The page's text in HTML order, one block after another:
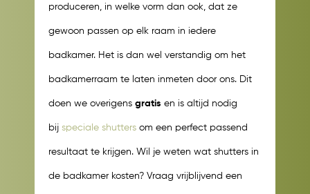
produceren, in welke vorm dan ook, dat ze
gewoon passen op elk raam in iedere
badkamer. Het is dan wel verstandig om het
badkamerraam te laten inmeten door ons. Dit
doen we overigens gratis en is altijd nodig
bij speciale shutters om een perfect passend
resultaat te krijgen. Wil je weten wat shutters in
de badkamer kosten? Vraag vrijblijvend een